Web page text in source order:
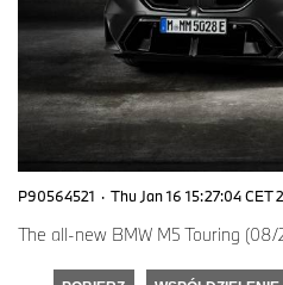
P90564521 · Thu Jan 16 15:27:04 CET
The all-new BMW M5 Touring (08/